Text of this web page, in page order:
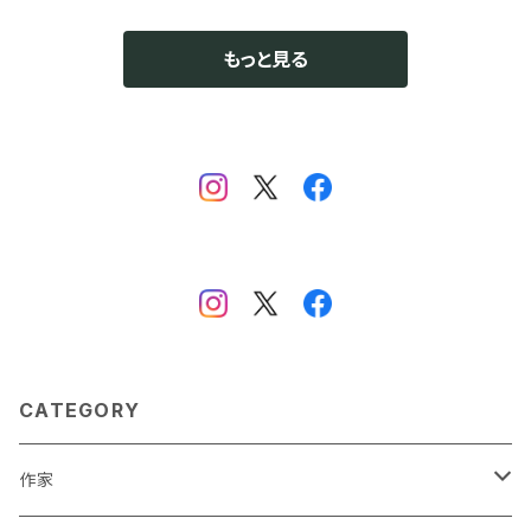
もっと見る
CATEGORY
作家